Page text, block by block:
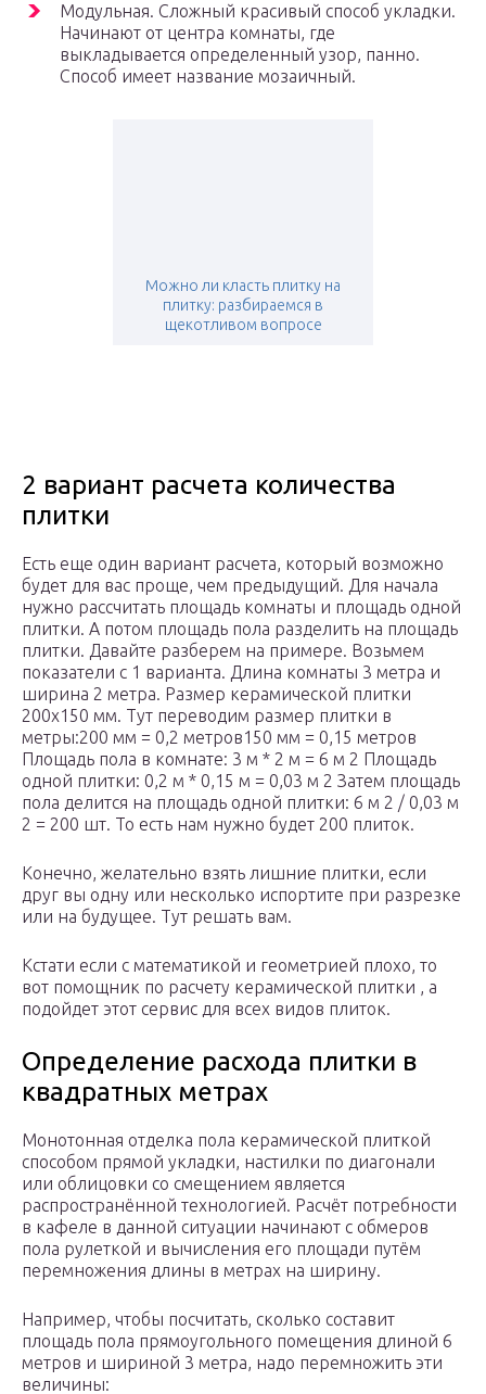
Модульная. Сложный красивый способ укладки.
Начинают от центра комнаты, где
выкладывается определенный узор, панно.
Способ имеет название мозаичный.
Можно ли класть плитку на
плитку: разбираемся в
щекотливом вопросе
2 вариант расчета количества
плитки
Есть еще один вариант расчета, который возможно
будет для вас проще, чем предыдущий. Для начала
нужно рассчитать площадь комнаты и площадь одной
плитки. А потом площадь пола разделить на площадь
плитки. Давайте разберем на примере. Возьмем
показатели с 1 варианта. Длина комнаты 3 метра и
ширина 2 метра. Размер керамической плитки
200х150 мм. Тут переводим размер плитки в
метры:200 мм = 0,2 метров150 мм = 0,15 метров
Площадь пола в комнате: 3 м * 2 м = 6 м 2 Площадь
одной плитки: 0,2 м * 0,15 м = 0,03 м 2 Затем площадь
пола делится на площадь одной плитки: 6 м 2 / 0,03 м
2 = 200 шт. То есть нам нужно будет 200 плиток.
Конечно, желательно взять лишние плитки, если
друг вы одну или несколько испортите при разрезке
или на будущее. Тут решать вам.
Кстати если с математикой и геометрией плохо, то
вот помощник по расчету керамической плитки , а
подойдет этот сервис для всех видов плиток.
Определение расхода плитки в
квадратных метрах
Монотонная отделка пола керамической плиткой
способом прямой укладки, настилки по диагонали
или облицовки со смещением является
распространённой технологией. Расчёт потребности
в кафеле в данной ситуации начинают с обмеров
пола рулеткой и вычисления его площади путём
перемножения длины в метрах на ширину.
Например, чтобы посчитать, сколько составит
площадь пола прямоугольного помещения длиной 6
метров и шириной 3 метра, надо перемножить эти
величины: